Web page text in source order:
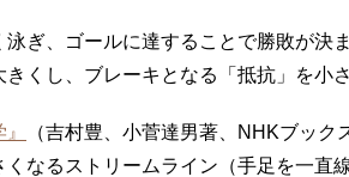
ぎ、ゴールに達することで勝敗が決
くし、ブレーキとなる「抵抗」を小
（吉村豊、小菅達男著、NHKブック
くなるストリームライン（手足を一直